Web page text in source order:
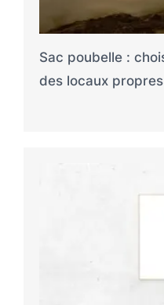
Sac poubelle :
des locaux propres